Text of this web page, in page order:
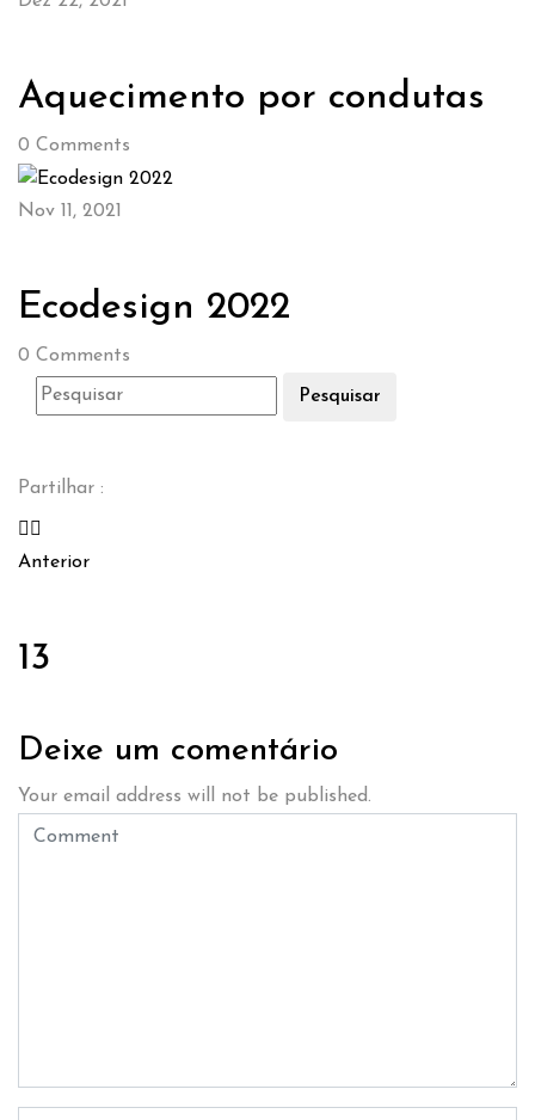
Aquecimento por condutas
0 Comments
Nov 11, 2021
Ecodesign 2022
0 Comments
Pesquisar
Partilhar :
Anterior
13
Deixe um comentário
Your email address will not be published.